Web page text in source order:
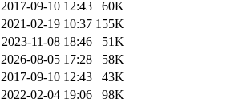
2017-09-10 12:43
60K
2021-02-19 10:37 155K
2023-11-08 18:46
51K
2026-08-05 17:28
58K
2017-09-10 12:43
43K
2022-02-04 19:06
98K